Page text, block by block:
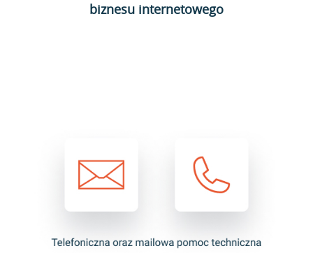
biznesu internetowego